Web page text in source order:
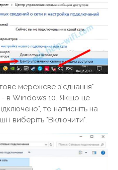
мережеве з'єднання".
в Windows 10. Якщо це
то натисніть на
і виберіть "Включити".